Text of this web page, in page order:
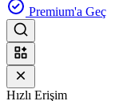
Premium'a Geç
Hızlı Erişim